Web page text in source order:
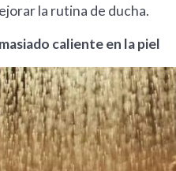
la rutina de ducha.
caliente en la piel